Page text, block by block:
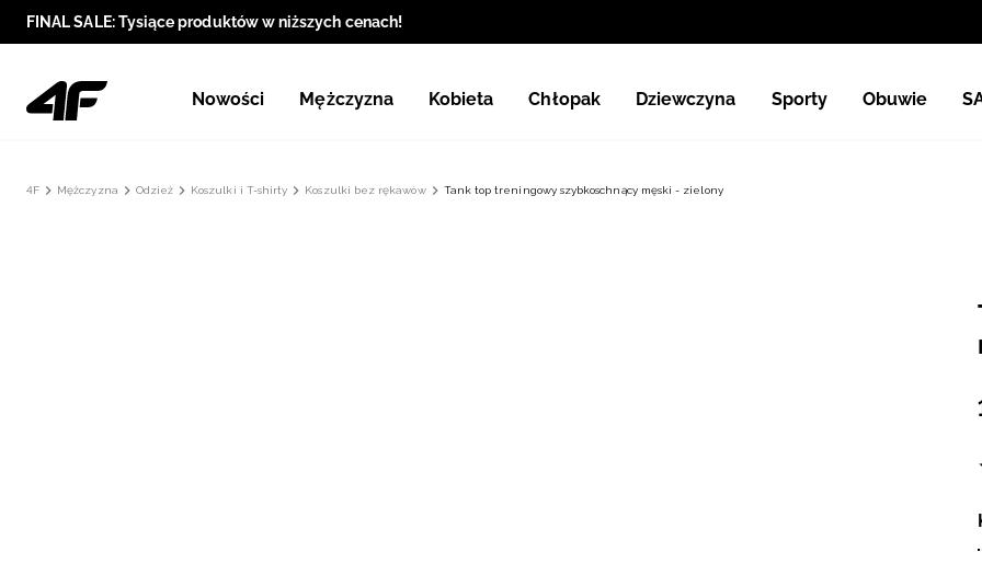
FINAL SALE: Tysiące produktów w niższych cenach!
Nowości Mężczyzna Kobieta Chłopak Dziewczyna Sporty Obuwie
4F Mężczyzna Odzież Koszulki i T-shirty Koszulki bez rękawów Tank top treningowy szybkoschnący męski - zielony